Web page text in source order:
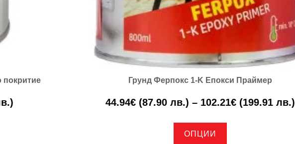
покритие Грунд Ферпокс 1-K Епокси Праймер
44.94€ (87.90 лв.) – 102.21€ (199.91 лв.)
ОПЦИИ